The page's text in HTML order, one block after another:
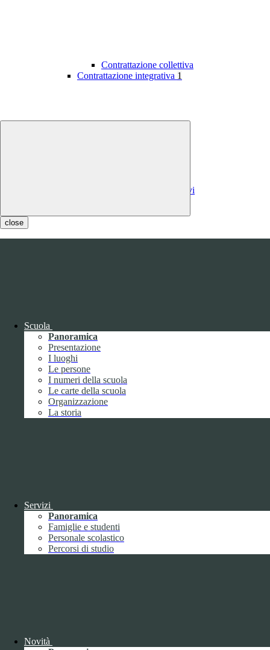
close
Scuola
Panoramica
Presentazione
I luoghi
Le persone
I numeri della scuola
Le carte della scuola
Organizzazione
La storia
Servizi
Panoramica
Famiglie e studenti
Personale scolastico
Percorsi di studio
Novità
Contrattazione collettiva
Contrattazione integrativa 1
Costi contratti integrativi
Bandi di concorso
Bandi di concorso (da pubblicare in
tabelle)
Performance1